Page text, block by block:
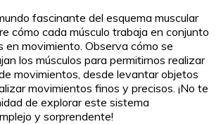
fascinante del esquema muscular
cómo cada músculo trabaja en conjunto
en movimiento. Observa cómo se
los músculos para permitirnos realizar
movimientos, desde levantar objetos
movimientos finos y precisos. ¡No te
de explorar este sistema
y sorprendente!